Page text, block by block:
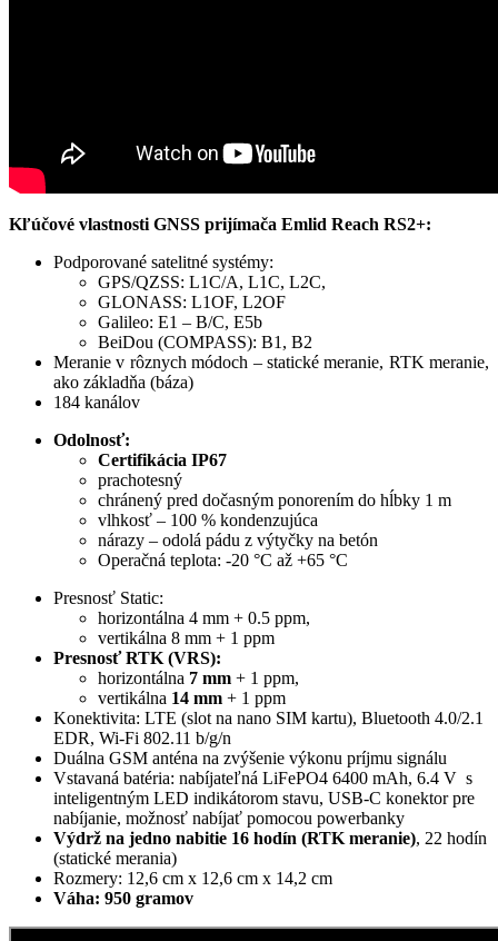
Kľúčové vlastnosti GNSS prijímača Emlid Reach RS2+:
Podporované satelitné systémy:
GPS/QZSS: L1C/A, L1C, L2C,
GLONASS: L1OF, L2OF
Galileo: E1 – B/C, E5b
BeiDou (COMPASS): B1, B2
Meranie v rôznych módoch – statické meranie, RTK meranie,
ako základňa (báza)
184 kanálov
Odolnosť:
Certifikácia IP67
prachotesný
chránený pred dočasným ponorením do hĺbky 1 m
vlhkosť – 100 % kondenzujúca
nárazy – odolá pádu z výtyčky na betón
Operačná teplota: -20 °C až +65 °C
Presnosť Static:
horizontálna 4 mm + 0.5 ppm,
vertikálna 8 mm + 1 ppm
Presnosť RTK (VRS):
horizontálna 7 mm + 1 ppm,
vertikálna 14 mm + 1 ppm
Konektivita: LTE (slot na nano SIM kartu), Bluetooth 4.0/2.1
EDR, Wi-Fi 802.11 b/g/n
Duálna GSM anténa na zvýšenie výkonu príjmu signálu
Vstavaná batéria: nabíjateľná LiFePO4 6400 mAh, 6.4 V s
inteligentným LED indikátorom stavu, USB-C konektor pre
nabíjanie, možnosť nabíjať pomocou powerbanky
Výdrž na jedno nabitie 16 hodín (RTK meranie), 22 hodín
(statické merania)
Rozmery: 12,6 cm x 12,6 cm x 14,2 cm
Váha: 950 gramov